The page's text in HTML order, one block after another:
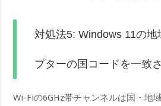
対処法5: Windows 11の
プターの国コードを一致
Wi-Fiの6GHz帯チャンネルは国・地